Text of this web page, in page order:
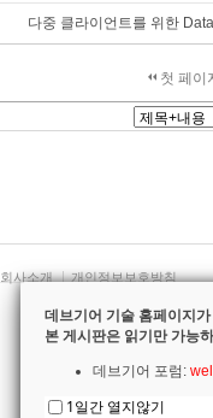
다중 클라이언트를 위한
첫 페이
회사소개 개인정보보호방침
데브기어 기술 홈페이지
본 게시판은 읽기만 가능
데브기어 포럼:
1일간 열지않기